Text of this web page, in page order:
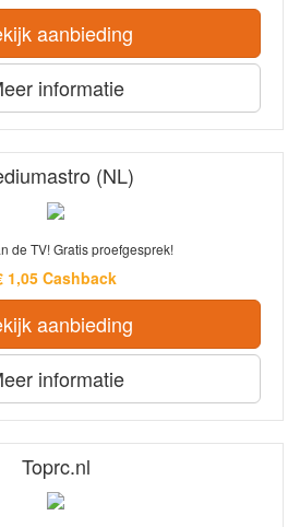
aanbieding
informatie
(NL)
de TV! Gratis proefgesprek!
1,05 Cashback
aanbieding
informatie
Toprc.nl